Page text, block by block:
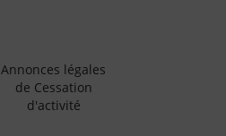
Annonces légales
de Cessation
d'activité